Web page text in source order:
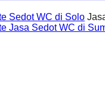
Sedot WC di Solo
Jasa Sedot WC di